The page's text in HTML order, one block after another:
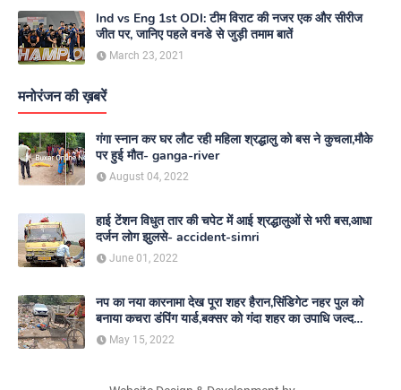
Ind vs Eng 1st ODI: टीम विराट की नजर एक और सीरीज
जीत पर, जानिए पहले वनडे से जुड़ी तमाम बातें
March 23, 2021
मनोरंजन की ख़बरें
गंगा स्नान कर घर लौट रही महिला श्रद्धालु को बस ने कुचला,मौके
पर हुई मौत- ganga-river
August 04, 2022
हाई टेंशन विधुत तार की चपेट में आई श्रद्धालुओं से भरी बस,आधा
दर्जन लोग झुलसे- accident-simri
June 01, 2022
नप का नया कारनामा देख पूरा शहर हैरान,सिंडिगेट नहर पुल को
बनाया कचरा डंपिंग यार्ड,बक्सर को गंदा शहर का उपाधि जल्द
दिलाएगा नगर परिषद- nagar-parishad
May 15, 2022